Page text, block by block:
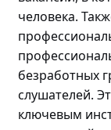
человека.
безработных
слушателей.
ключевым